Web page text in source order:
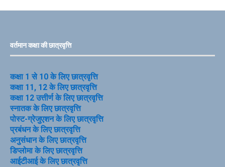
वर्तमान कक्षा की छात्रवृत्ति
कक्षा 1 से 10 के लिए छात्रवृत्ति
कक्षा 11, 12 के लिए छात्रवृत्ति
कक्षा 12 उत्तीर्ण के लिए छात्रवृत्ति
स्नातक के लिए छात्रवृत्ति
पोस्ट-ग्रेजुएशन के लिए छात्रवृत्ति
प्रबंधन के लिए छात्रवृत्ति
अनुसंधान के लिए छात्रवृत्ति
डिप्लोमा के लिए छात्रवृत्ति
आईटीआई के लिए छात्रवृत्ति